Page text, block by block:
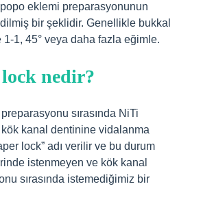
popo eklemi preparasyonunun
bir şeklidir. Genellikle bukkal
1-1, 45° veya daha fazla eğimle.
nedir?
sırasında NiTi
kanal dentinine vidalanma
lock” adı verilir ve bu durum
istenmeyen ve kök kanal
sırasında istemediğimiz bir